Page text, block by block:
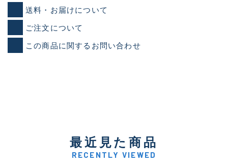
送料・お届けについて
ご注文について
この商品に関するお問い合わせ
最近見た商品
RECENTLY VIEWED